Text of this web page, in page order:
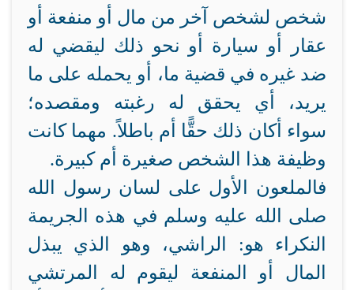
شخص لشخص آخر من مال أو منفعة أو
عقار أو سيارة أو نحو ذلك ليقضي له
ضد غيره في قضية ما، أو يحمله على ما
يريد، أي يحقق له رغبته ومقصده؛
سواء أكان ذلك حقًّا أم باطلاً. مهما كانت
وظيفة هذا الشخص صغيرة أم كبيرة.
فالملعون الأول على لسان رسول الله
صلى الله عليه وسلم في هذه الجريمة
النكراء هو: الراشي، وهو الذي يبذل
المال أو المنفعة ليقوم له المرتشي